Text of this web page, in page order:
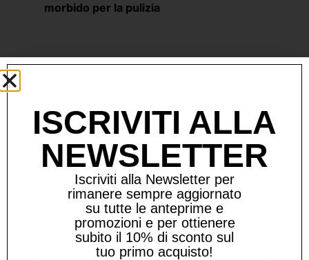
morbido per la pulizia
Prodotti Correlati
ISCRIVITI ALLA
NEWSLETTER
Iscriviti alla Newsletter per
rimanere sempre aggiornato
su tutte le anteprime e
promozioni e per ottienere
subito il 10% di sconto sul
tuo primo acquisto!